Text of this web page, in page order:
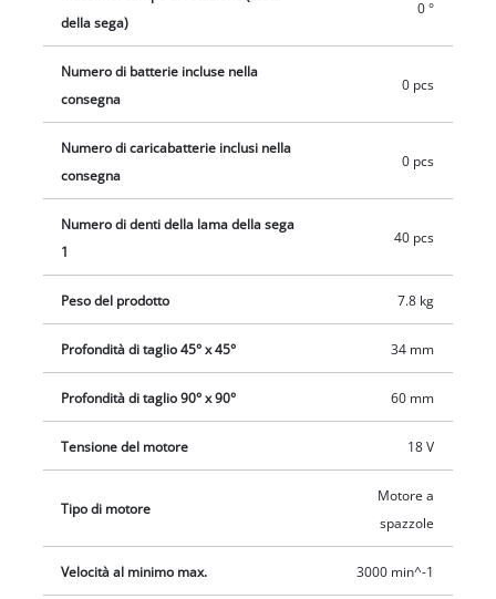
equipaggiata con un dispositivo di fissaggio. Il sacchetto
raccogli trucioli e la funzione di aspirazione degli stessi
(collegamento di aspirazione Ø 36 mm) permettono di
mantenere il luogo di lavoro pulito e l'aria respirabile pura.
Trasportare la troncatrice sarà estremamente facile, grazie
alla struttura compatta e leggera e all'impugnatura per il
trasporto. La fornitura si intende senza batteria e senza
caricabatteria. Acquistabili separatamente.
della sega)
0 °
Numero di batterie incluse nella
consegna
0 pcs
Numero di caricabatterie inclusi nella
consegna
0 pcs
Numero di denti della lama della sega
1
40 pcs
Peso del prodotto 7.8 kg
Profondità di taglio 45° x 45° 34 mm
Profondità di taglio 90° x 90° 60 mm
Tensione del motore 18 V
Tipo di motore
Motore a
spazzole
Velocità al minimo max. 3000 min^-1